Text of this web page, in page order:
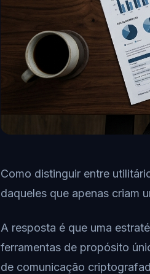
Como distinguir entre
daqueles que apenas criam
A resposta é que uma
ferramentas de propósito
de comunicação